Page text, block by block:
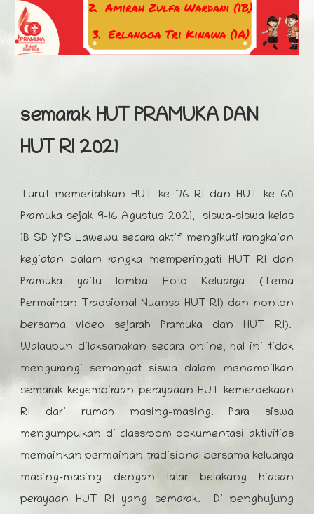
semarak HUT PRAMUKA DAN
HUT RI 2021
Turut memeriahkan HUT ke 76 RI dan HUT ke 60
Pramuka sejak 9-16 Agustus 2021, siswa-siswa kelas
1B SD YPS Lawewu secara aktif mengikuti rangkaian
kegiatan dalam rangka memperingati HUT RI dan
Pramuka yaitu lomba Foto Keluarga (Tema
Permainan Tradsional Nuansa HUT RI) dan nonton
bersama video sejarah Pramuka dan HUT RI).
Walaupun dilaksanakan secara online, hal ini tidak
mengurangi semangat siswa dalam menampilkan
semarak kegembiraan perayaaan HUT kemerdekaan
RI dari rumah masing-masing. Para siswa
mengumpulkan di classroom dokumentasi aktivitias
memainkan permainan tradisional bersama keluarga
masing-masing dengan latar belakang hiasan
perayaan HUT RI yang semarak. Di penghujung